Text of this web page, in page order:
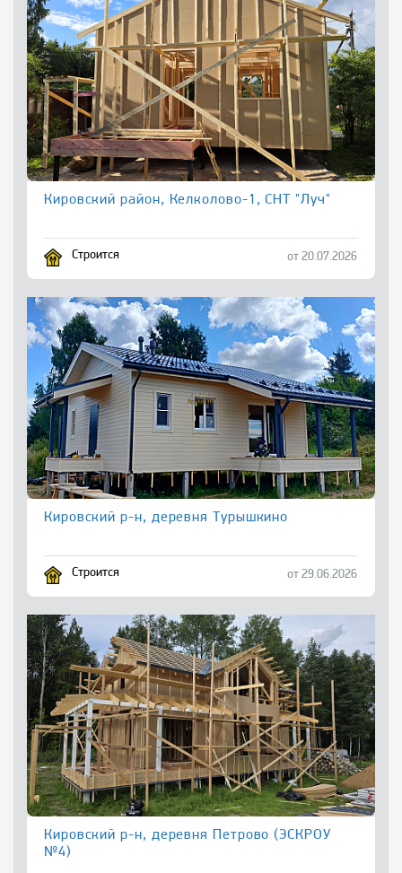
Кировский район, Келколово-1, СНТ "Луч"
Строится от 20.07.2026
Кировский р-н, деревня Турышкино
Строится от 29.06.2026
Кировский р-н, деревня Петрово (ЭСКРОУ
№4)